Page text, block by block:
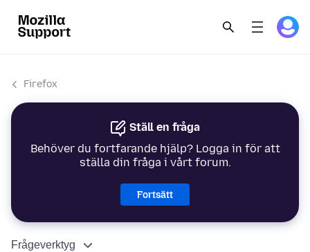
Firefox
Ställ en fråga
Behöver du fortfarande hjälp? Logga in för att
ställa din fråga i vårt forum.
Fortsätt
Frågeverktyg